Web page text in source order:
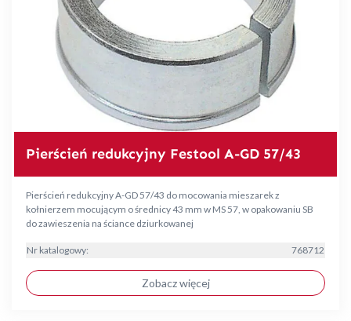
Pierścień redukcyjny Festool A-GD 57/43
Pierścień redukcyjny A-GD 57/43 do mocowania mieszarek z
kołnierzem mocującym o średnicy 43 mm w MS 57, w opakowaniu SB
do zawieszenia na ściance dziurkowanej
Nr katalogowy: 768712
Zobacz więcej